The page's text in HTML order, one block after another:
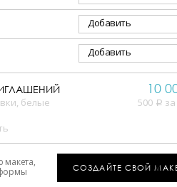
Добавить
Добавить
белые
10
500 a
макета,
СОЗДАЙТЕ СВОЙ